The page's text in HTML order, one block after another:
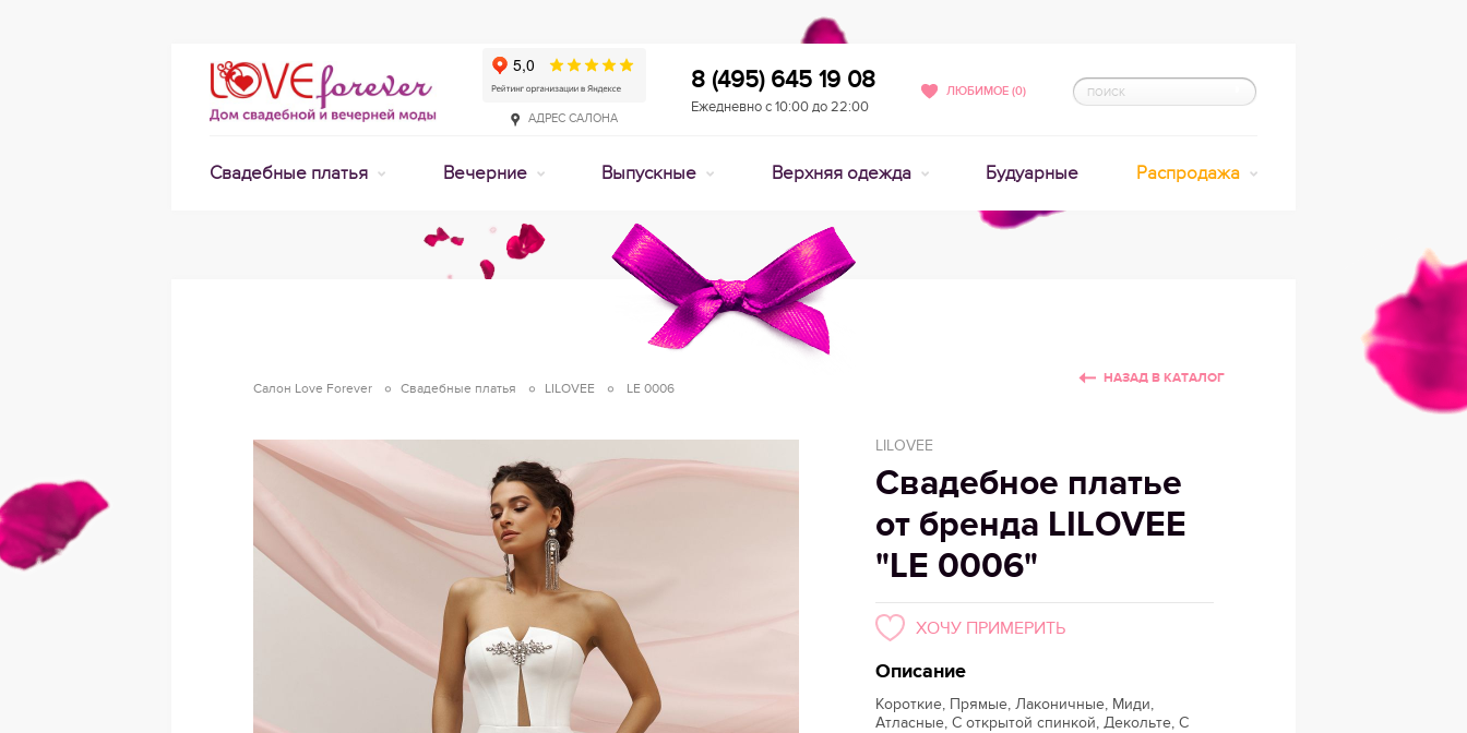
АДРЕС САЛОНА
8 (495) 645 19 08
Ежедневно с 10:00 до 22:00
ЛЮБИМОЕ (0)
Свадебные платья Вечерние Выпускные Верхняя одежда Будуарные Распродажа
НАЗАД В КАТАЛОГ
Салон Love Forever Свадебные платья LILOVEE LE 0006
LILOVEE
Свадебное платье
от бренда LILOVEE
"LE 0006"
ХОЧУ ПРИМЕРИТЬ
Описание
Короткие, Прямые, Лаконичные, Миди,
Атласные, С открытой спинкой, Декольте, С